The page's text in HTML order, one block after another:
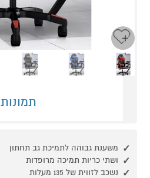
תמונות
משענת גבוהה לתמיכת גב תחתון
ושתי כריות תמיכה מרופדות
נשכב לזווית של 135 מעלות